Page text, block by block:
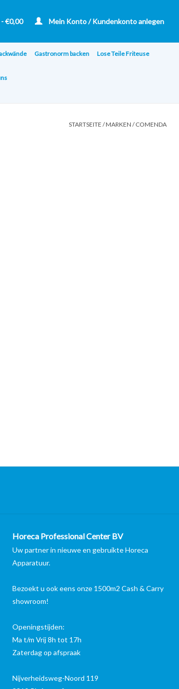
€0,00 Mein Konto / Kundenkonto anlegen
Gastronorm backen Lose Teile Friteuse
STARTSEITE /MARKEN /COMENDA
Horeca Professional Center BV
Uw partner in nieuwe en gebruikte Horeca
Apparatuur.
Bezoekt u ook eens onze 1500m2 Cash & Carry
showroom!
Openingstijden:
Ma t/m Vrij 8h tot 17h
Zaterdag op afspraak
Nijverheidsweg-Noord 119